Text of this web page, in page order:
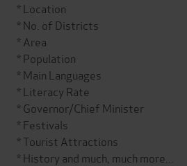
* Location
* No. of Districts
* Area
* Population
* Main Languages
* Literacy Rate
* Governor/Chief Minister
* Festivals
* Tourist Attractions
* History and much, much more...